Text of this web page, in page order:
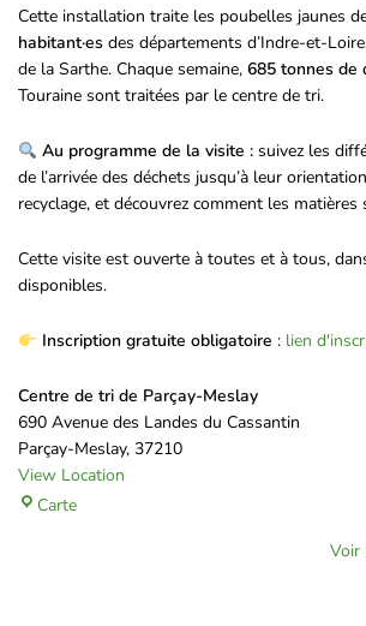
Cette installation traite les poubelles jaunes
habitant·es des départements d’Indre-et-
de la Sarthe. Chaque semaine, 685 tonnes de
Touraine sont traitées par le centre de tri.
Au programme de la visite :suivez les
de l’arrivée des déchets jusqu’à leur
recyclage, et découvrez comment les
Cette visite est ouverte à toutes et à tous,
disponibles.
Inscription gratuite obligatoire : lien
Centre de tri de Parçay-Meslay
690 Avenue des Landes du Cassantin
Parçay-Meslay, 37210
View Location
Carte
Voir